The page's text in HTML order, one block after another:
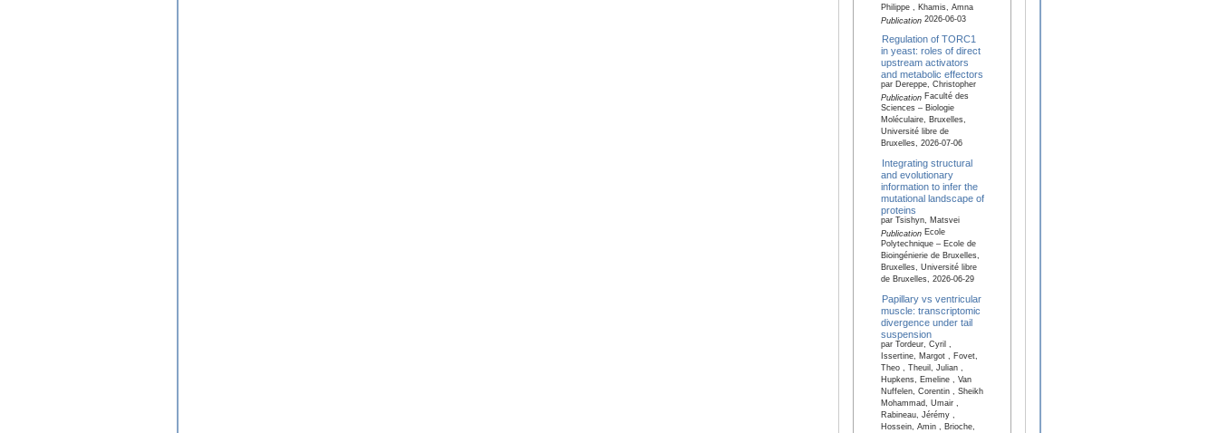
Philippe , Khamis, Amna
Publication2026-06-03
Regulation of TORC1
in yeast: roles of direct
upstream activators
and metabolic effectors
par Dereppe, Christopher
PublicationFaculté des
Sciences – Biologie
Moléculaire, Bruxelles,
Université libre de
Bruxelles, 2026-07-06
Integrating structural
and evolutionary
information to infer the
mutational landscape of
proteins
par Tsishyn, Matsvei
PublicationEcole
Polytechnique – Ecole de
Bioingénierie de Bruxelles,
Bruxelles, Université libre
de Bruxelles, 2026-06-29
Papillary vs ventricular
muscle: transcriptomic
divergence under tail
suspension
par Tordeur, Cyril ,
Issertine, Margot , Fovet,
Theo , Theuil, Julian ,
Hupkens, Emeline , Van
Nuffelen, Corentin , Sheikh
Mohammad, Umair ,
Rabineau, Jérémy ,
Hossein, Amin , Brioche,